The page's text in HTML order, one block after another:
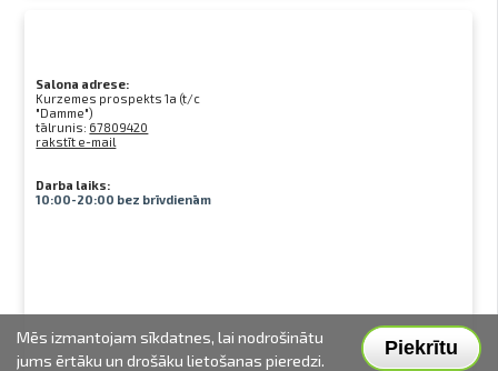
Salona adrese:
Kurzemes prospekts 1a (t/c
"Damme")
tālrunis: 67809420
rakstīt e-mail
Darba laiks:
10:00-20:00 bez brīvdienām
Piekrītu
Mēs izmantojam sīkdatnes, lai nodrošinātu
jums ērtāku un drošāku lietošanas pieredzi.